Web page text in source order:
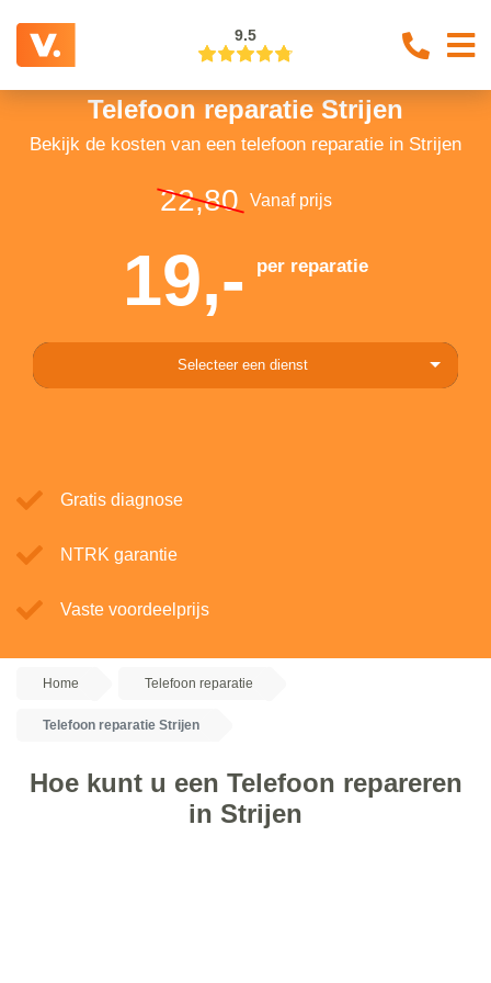
9.5
Telefoon reparatie Strijen
Bekijk de kosten van een telefoon reparatie in Strijen
22,80 Vanaf prijs
19,- per reparatie
Selecteer een dienst
Gratis diagnose
NTRK garantie
Vaste voordeelprijs
Home Telefoon reparatie
Telefoon reparatie Strijen
Hoe kunt u een Telefoon repareren
in Strijen